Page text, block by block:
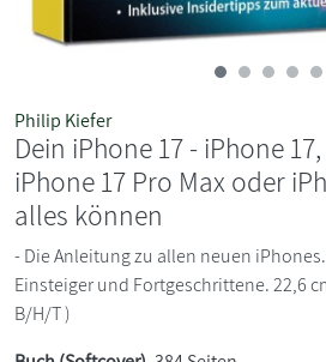
Philip Kiefer
Dein iPhone 17 - iPhone
iPhone 17 Pro Max oder
alles können
- Die Anleitung zu allen neuen
Einsteiger und Fortgeschrittene. 22,6
B/H/T )